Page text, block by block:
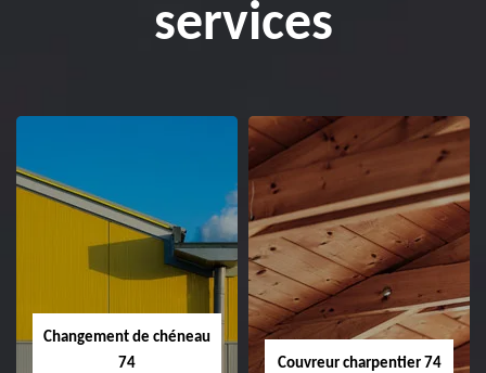
services
Changement de chéneau
74
Couvreur charpentier 74